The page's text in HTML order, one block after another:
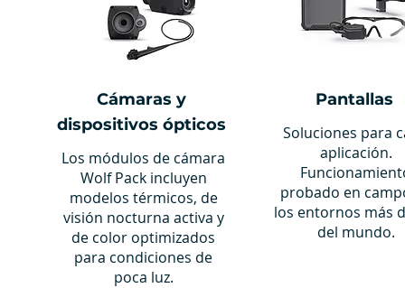
Cámaras y
dispositivos ópticos
Los módulos de cámara
Wolf Pack incluyen
modelos térmicos, de
visión nocturna activa y
de color optimizados
para condiciones de
poca luz.
Pantallas
Soluciones para
aplicación.
probado en
los entornos más
del mundo.